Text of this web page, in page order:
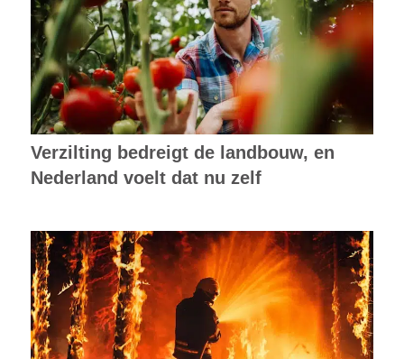
Verzilting bedreigt de landbouw, en
Nederland voelt dat nu zelf
Als bosbranden geen ongeluk meer
zijn: steeds meer branden blijken